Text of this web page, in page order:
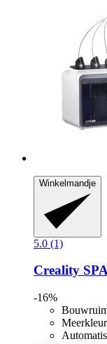
Winkelmandje
5.0 (1)
Creality
-16%